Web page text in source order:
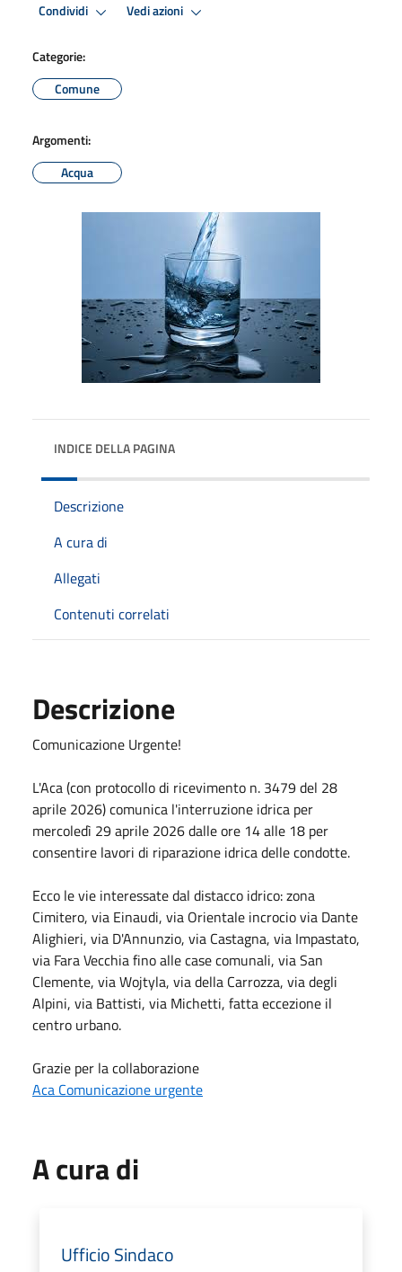
Condividi Vedi azioni
Categorie:
Comune
Argomenti:
Acqua
INDICE DELLA PAGINA
Descrizione
A cura di
Allegati
Contenuti correlati
Descrizione
Comunicazione Urgente!
L'Aca (con protocollo di ricevimento n. 3479 del 28
aprile 2026) comunica l'interruzione idrica per
mercoledì 29 aprile 2026 dalle ore 14 alle 18 per
consentire lavori di riparazione idrica delle condotte.
Ecco le vie interessate dal distacco idrico: zona
Cimitero, via Einaudi, via Orientale incrocio via Dante
Alighieri, via D'Annunzio, via Castagna, via Impastato,
via Fara Vecchia fino alle case comunali, via San
Clemente, via Wojtyla, via della Carrozza, via degli
Alpini, via Battisti, via Michetti, fatta eccezione il
centro urbano.
Grazie per la collaborazione
Aca Comunicazione urgente
A cura di
Ufficio Sindaco